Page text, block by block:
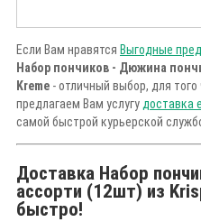
Если Вам нравятся Выгодные
Набор пончиков - Дюжина
Kreme - отличный выбор, для
предлагаем Вам услугу доставка
самой быстрой курьерской
Доставка Набор
ассорти (12шт) из
быстро!